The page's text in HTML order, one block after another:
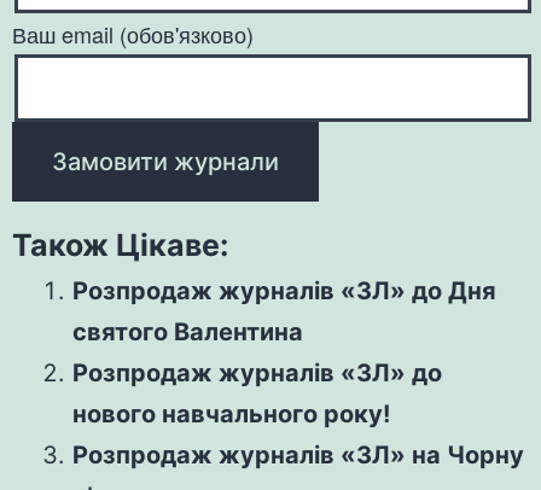
Ваш email (обов'язково)
Також Цікаве:
Розпродаж журналів «ЗЛ» до Дня
святого Валентина
Розпродаж журналів «ЗЛ» до
нового навчального року!
Розпродаж журналів «ЗЛ» на Чорну